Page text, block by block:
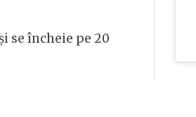
se încheie pe 20